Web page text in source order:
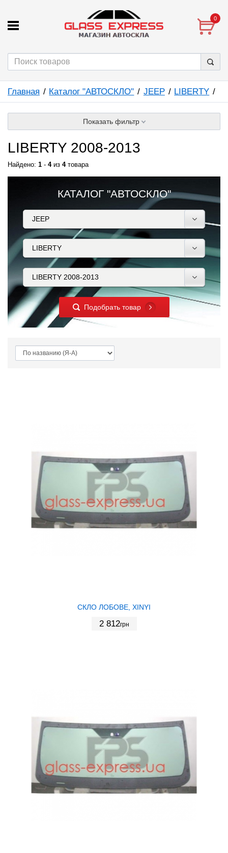
0
Главная Каталог "АВТОСКЛО" JEEP LIBERTY
Показать фильтр
LIBERTY 2008-2013
Найдено: 1 - 4из 4товара
КАТАЛОГ "АВТОСКЛО"
Подобрать товар
СКЛО ЛОБОВЕ, XINYI
2 812грн